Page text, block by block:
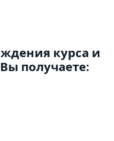
курса и
получаете: